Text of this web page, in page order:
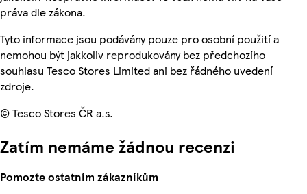
práva dle zákona.
Tyto informace jsou podávány pouze pro osobní použití a
nemohou být jakkoliv reprodukovány bez předchozího
souhlasu Tesco Stores Limited ani bez řádného uvedení
zdroje.
© Tesco Stores ČR a.s.
Zatím nemáme žádnou recenzi
Pomozte ostatním zákazníkům